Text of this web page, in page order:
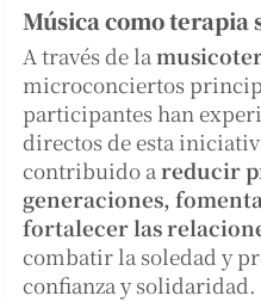
Música como terapia
A través de la
microconciertos
participantes han
directos de esta
contribuido areducir
generaciones,
fortalecer las
combatir la soledad y
confianza y solidaridad.